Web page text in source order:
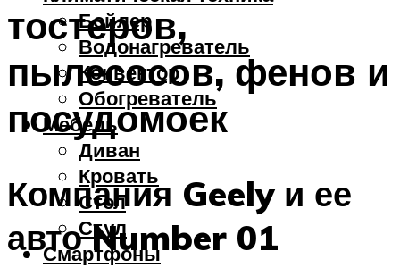
Бойлер
Водонагреватель
Конвектор
Обогреватель
Мебель
Диван
Кровать
Стол
Стул
Смартфоны
тостеров,
пылесосов, фенов и
посудомоек
Компания Geely и ее
авто Number 01